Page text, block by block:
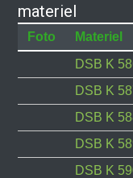
materiel
Foto Materiel
DSB K
DSB K
DSB K
DSB K
DSB K